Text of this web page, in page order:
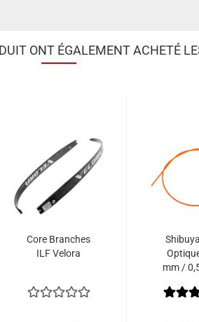
ONT ÉGALEMENT ACHETÉ
Core Branches
ILF Velora
mm /